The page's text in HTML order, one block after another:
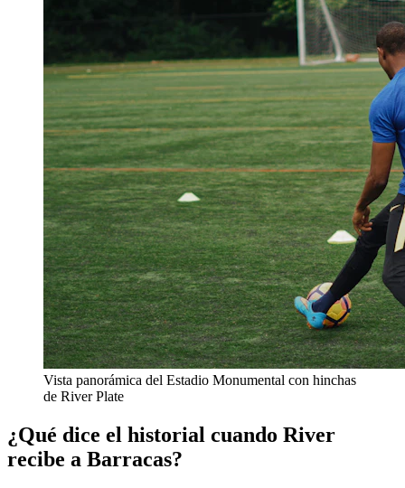
Vista panorámica del Estadio Monumental con hinchas
de River Plate
¿Qué dice el historial cuando River
recibe a Barracas?